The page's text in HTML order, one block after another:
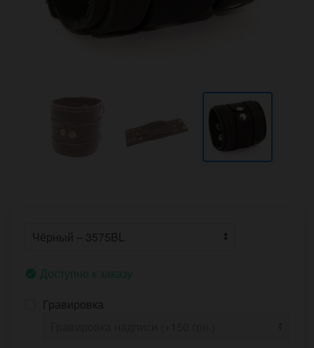
Доступно к заказу
Гравировка